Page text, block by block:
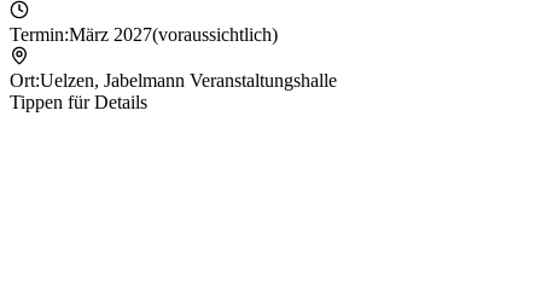
Termin:März 2027(voraussichtlich)
Ort:Uelzen, Jabelmann Veranstaltungshalle
Tippen für Details